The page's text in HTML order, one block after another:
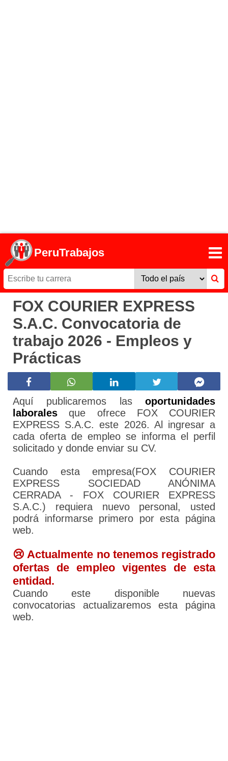
PeruTrabajos
FOX COURIER EXPRESS
S.A.C. Convocatoria de
trabajo 2026 - Empleos y
Prácticas
Aquí publicaremos las oportunidades
laborales que ofrece FOX COURIER
EXPRESS S.A.C. este 2026. Al ingresar a
cada oferta de empleo se informa el perfil
solicitado y donde enviar su CV.
Cuando esta empresa(FOX COURIER
EXPRESS SOCIEDAD ANÓNIMA
CERRADA - FOX COURIER EXPRESS
S.A.C.) requiera nuevo personal, usted
podrá informarse primero por esta página
web.
😢 Actualmente no tenemos registrado
ofertas de empleo vigentes de esta
entidad.
Cuando este disponible nuevas
convocatorias actualizaremos esta página
web.